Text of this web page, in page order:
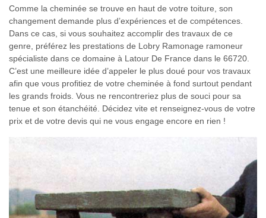
Comme la cheminée se trouve en haut de votre toiture, son
changement demande plus d’expériences et de compétences.
Dans ce cas, si vous souhaitez accomplir des travaux de ce
genre, préférez les prestations de Lobry Ramonage ramoneur
spécialiste dans ce domaine à Latour De France dans le 66720.
C’est une meilleure idée d’appeler le plus doué pour vos travaux
afin que vous profitiez de votre cheminée à fond surtout pendant
les grands froids. Vous ne rencontreriez plus de souci pour sa
tenue et son étanchéité. Décidez vite et renseignez-vous de votre
prix et de votre devis qui ne vous engage encore en rien !